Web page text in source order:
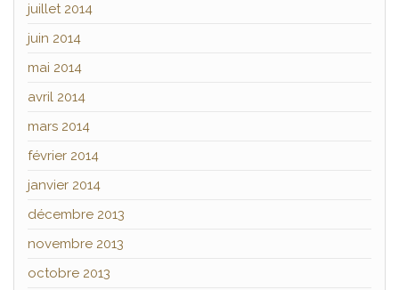
juillet 2014
juin 2014
mai 2014
avril 2014
mars 2014
février 2014
janvier 2014
décembre 2013
novembre 2013
octobre 2013